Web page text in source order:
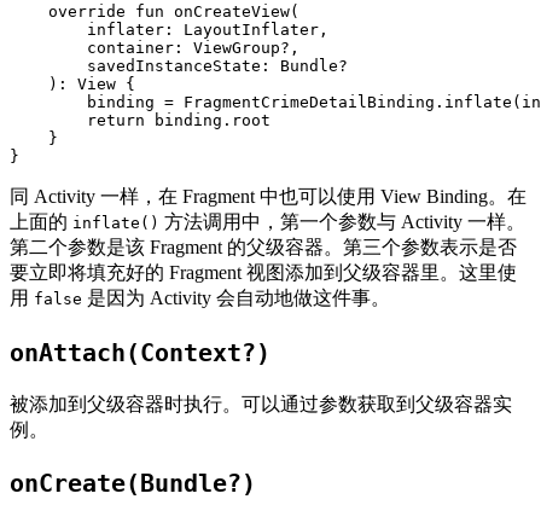
override
fun onCreateView(
inflater : LayoutInflater ,
container : ViewGroup?,
savedInstanceState : Bundle?
):
View {
binding = FragmentCrimeDetailBinding . inflate (
return
binding . root
}
}
同 Activity 一样，在 Fragment 中也可以使用 View Binding。在
上面的 inflate() 方法调用中，第一个参数与 Activity 一样。
第二个参数是该 Fragment 的父级容器。第三个参数表示是否
要立即将填充好的 Fragment 视图添加到父级容器里。这里使
用 false 是因为 Activity 会自动地做这件事。
onAttach(Context?)
被添加到父级容器时执行。可以通过参数获取到父级容器实
例。
onCreate(Bundle?)